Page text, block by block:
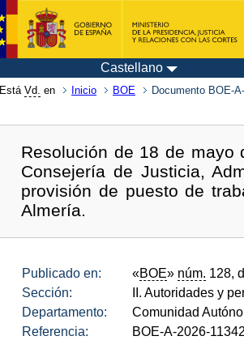
Castellano
Está Vd. en Inicio BOE Documento BOE-
Resolución de 18 de mayo
Consejería de Justicia,
provisión de puesto de
Almería.
Publicado en: «BOE» núm. 128,
Sección:
II. Autoridades y
Departamento:
Comunidad
Referencia:
BOE-A-2026-11342